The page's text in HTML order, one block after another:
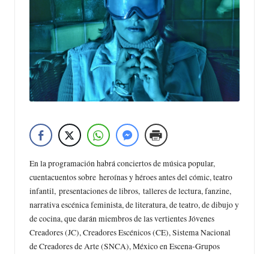
En la programación habrá conciertos de música popular,
cuentacuentos sobre heroínas y héroes antes del cómic, teatro
infantil, presentaciones de libros, talleres de lectura, fanzine,
narrativa escénica feminista, de literatura, de teatro, de dibujo y
de cocina, que darán miembros de las vertientes Jóvenes
Creadores (JC), Creadores Escénicos (CE), Sistema Nacional
de Creadores de Arte (SNCA), México en Escena-Grupos